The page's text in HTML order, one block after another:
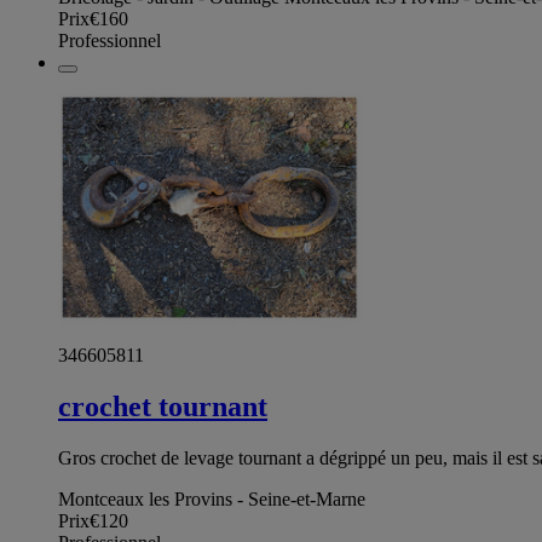
Prix€160
Professionnel
346605811
crochet tournant
Gros crochet de levage tournant a dégrippé un peu, mais il est
Montceaux les Provins - Seine-et-Marne
Prix€120